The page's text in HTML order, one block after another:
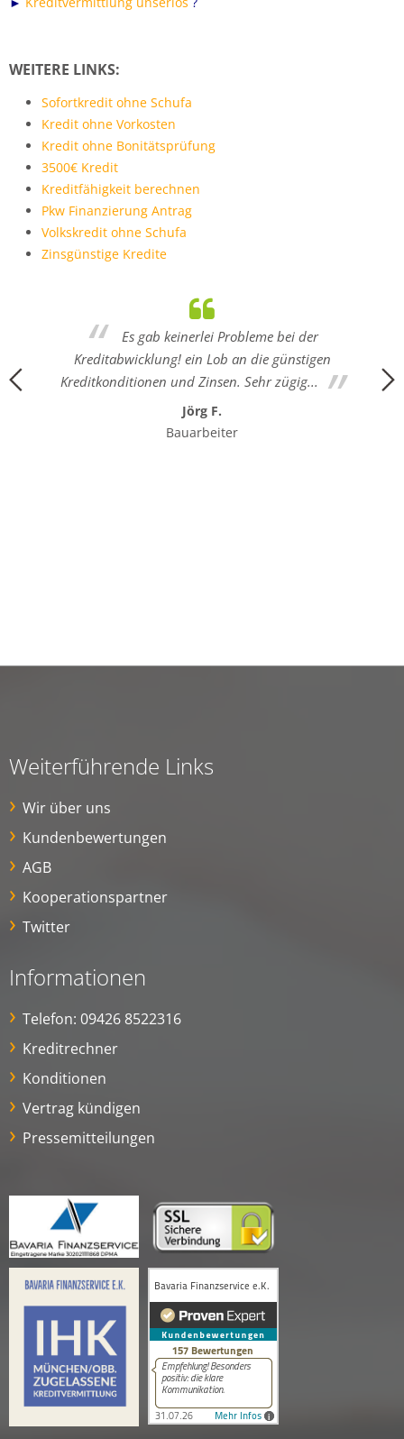
WEITERE LINKS:
Sofortkredit ohne Schufa
Kredit ohne Vorkosten
Kredit ohne Bonitätsprüfung
3500€ Kredit
Kreditfähigkeit berechnen
Pkw Finanzierung Antrag
Volkskredit ohne Schufa
Zinsgünstige Kredite
Es gab keinerlei Probleme bei der
Kreditabwicklung! ein Lob an die günstigen
Kreditkonditionen und Zinsen. Sehr zügig...
Jörg F.
Bauarbeiter
Weiterführende Links
Wir über uns
Kundenbewertungen
AGB
Kooperationspartner
Twitter
Informationen
Telefon: 09426 8522316
Kreditrechner
Konditionen
Vertrag kündigen
Pressemitteilungen